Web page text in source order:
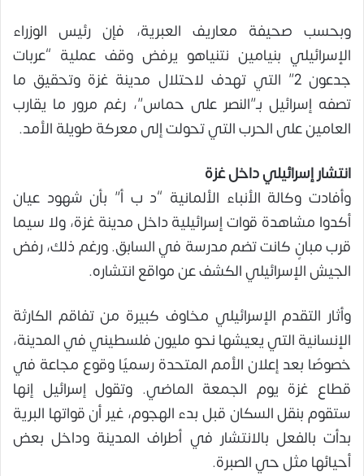
وبحسب صحيفة معاريف العبرية، فإن رئيس الوزراء
الإسرائيلي بنيامين نتنياهو يرفض وقف عملية “عربات
جدعون 2” التي تهدف لاحتلال مدينة غزة وتحقيق ما
تصفه إسرائيل بـ”النصر على حماس”، رغم مرور ما يقارب
العامين على الحرب التي تحولت إلى معركة طويلة الأمد.
انتشار إسرائيلي داخل غزة
وأفادت وكالة الأنباء الألمانية “د ب أ” بأن شهود عيان
أكدوا مشاهدة قوات إسرائيلية داخل مدينة غزة، ولا سيما
قرب مبانٍ كانت تضم مدرسة في السابق. ورغم ذلك، رفض
الجيش الإسرائيلي الكشف عن مواقع انتشاره.
وأثار التقدم الإسرائيلي مخاوف كبيرة من تفاقم الكارثة
الإنسانية التي يعيشها نحو مليون فلسطيني في المدينة،
خصوصًا بعد إعلان الأمم المتحدة رسميًا وقوع مجاعة في
قطاع غزة يوم الجمعة الماضي. وتقول إسرائيل إنها
ستقوم بنقل السكان قبل بدء الهجوم، غير أن قواتها البرية
بدأت بالفعل بالانتشار في أطراف المدينة وداخل بعض
أحيائها مثل حي الصبرة.